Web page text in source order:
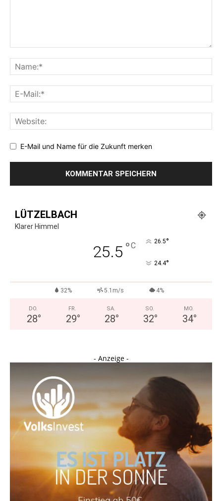
E-Mail und Name für die Zukunft merken
LÜTZELBACH
Klarer Himmel
25.5 °C 26.5°
24.4°
32% 5.1m/s 4%
DO.
28°
FR.
29°
SA.
28°
SO.
32°
MO.
34°
- Anzeige -